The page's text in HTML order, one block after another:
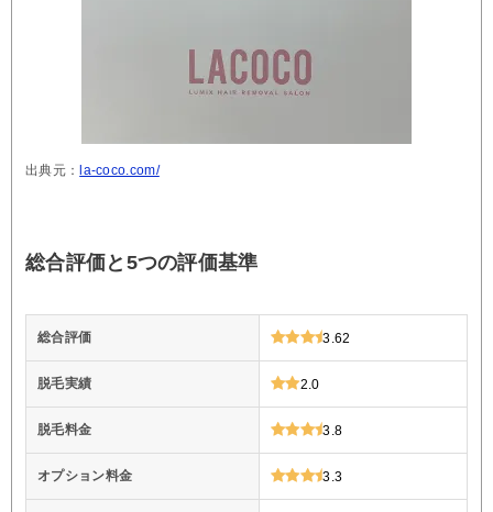
出典元：la-coco.com/
総合評価と5つの評価基準
総合評価 3.62
脱毛実績 2.0
脱毛料金 3.8
オプション料金 3.3